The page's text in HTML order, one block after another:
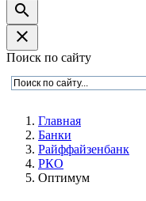
search
close
Поиск по сайту
Главная
Банки
Райффайзенбанк
РКО
Оптимум